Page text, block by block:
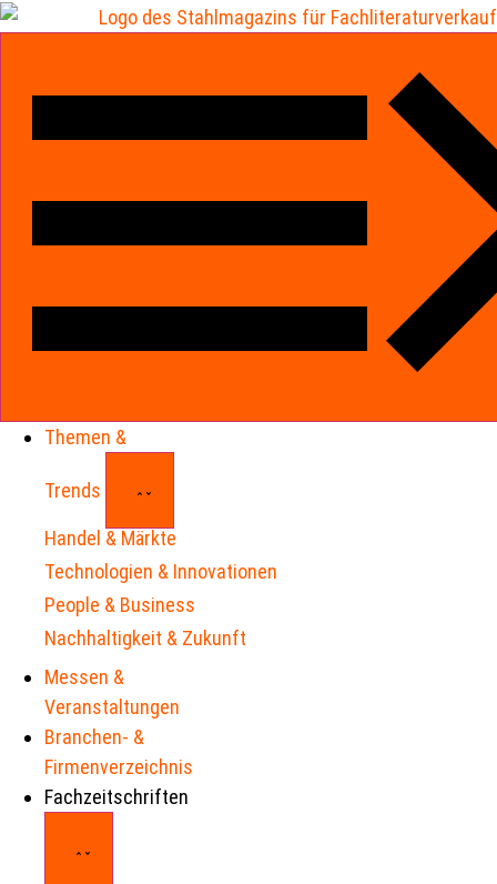
Themen &
Trends
Handel & Märkte
Technologien & Innovationen
People & Business
Nachhaltigkeit & Zukunft
Messen &
Veranstaltungen
Branchen- &
Firmenverzeichnis
Fachzeitschriften